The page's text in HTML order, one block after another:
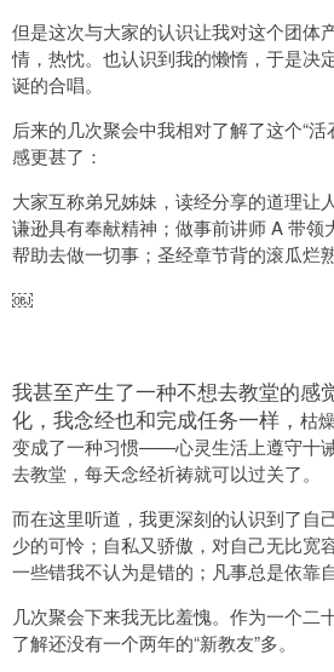
但是这次与大家的认识让我对这个团
情，热忱。也认识到我的懒惰，于是决
诞的合唱。
后来的几次聚会中我相对了解了这个“
感更甚了：
大家互称弟兄姊妹，读经分享的道理让
谦逊具有奉献精神；做事前讲师 A 带领
帮助去做一切事；圣经章节背的滚瓜烂熟
￼
我甚至产生了一种不想去教堂的
化，我念经也和完成任务一样， 枯
变成了一种习惯——心灵生活上遵守十
去教堂，每天念经祈祷就可以过关了。
而在这里听道，我更深刻的认识到了
少的可怜；自私又骄傲，对自己无比宽
一些错我不认为是错的；凡事总是依靠
几次聚会下来我无比羞愧。作为一个二
了解还没有一个两年的“新教友”多。